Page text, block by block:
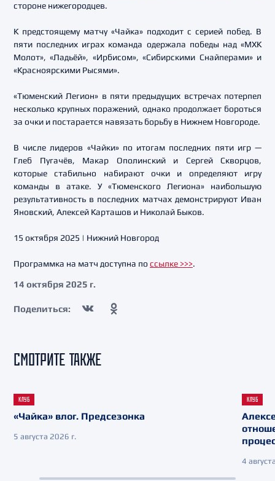
стороне нижегородцев.
К предстоящему матчу «Чайка» подходит с серией побед. В
пяти последних играх команда одержала победы над «МХК
Молот», «Ладьёй», «Ирбисом», «Сибирскими Снайперами» и
«Красноярскими Рысями».
«Тюменский Легион» в пяти предыдущих встречах потерпел
несколько крупных поражений, однако продолжает бороться
за очки и постарается навязать борьбу в Нижнем Новгороде.
В числе лидеров «Чайки» по итогам последних пяти игр —
Глеб Пугачёв, Макар Ополинский и Сергей Скворцов,
которые стабильно набирают очки и определяют игру
команды в атаке. У «Тюменского Легиона» наибольшую
результативность в последних матчах демонстрируют Иван
Яновский, Алексей Карташов и Николай Быков.
15 октября 2025 | Нижний Новгород
Программка на матч доступна по ссылке >>>.
14 октября 2025 г.
Поделиться:
СМОТРИТЕ ТАКЖЕ
КЛУБ
«Чайка» влог. Предсезонка
5 августа 2026 г.
КЛУБ
4